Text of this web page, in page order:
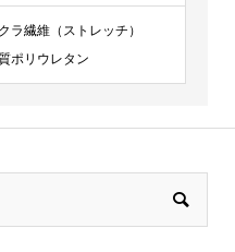
ラ繊維（ストレッチ）
ポリウレタン